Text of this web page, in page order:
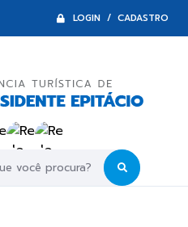
LOGIN / CADASTRO